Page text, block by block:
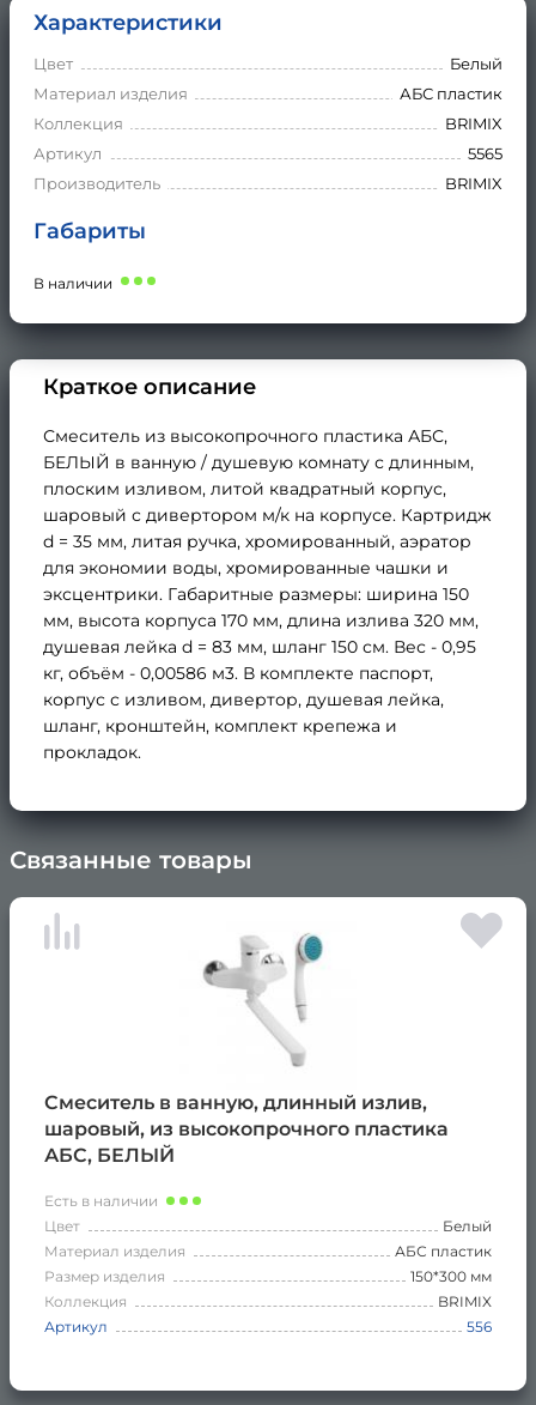
Характеристики
Цвет
Белый
Материал изделия
АБС пластик
Коллекция
BRIMIX
Артикул
5565
Производитель
BRIMIX
Габариты
В наличии
Краткое описание
Смеситель из высокопрочного пластика АБС,
БЕЛЫЙ в ванную / душевую комнату с длинным,
плоским изливом, литой квадратный корпус,
шаровый с дивертором м/к на корпусе. Картридж
d = 35 мм, литая ручка, хромированный, аэратор
для экономии воды, хромированные чашки и
эксцентрики. Габаритные размеры: ширина 150
мм, высота корпуса 170 мм, длина излива 320 мм,
душевая лейка d = 83 мм, шланг 150 см. Вес - 0,95
кг, объём - 0,00586 м3. В комплекте паспорт,
корпус с изливом, дивертор, душевая лейка,
шланг, кронштейн, комплект крепежа и
прокладок.
Связанные товары
Смеситель в ванную, длинный излив,
шаровый, из высокопрочного пластика
АБС, БЕЛЫЙ
Есть в наличии
Цвет
Белый
Материал изделия
АБС пластик
Размер изделия
150*300 мм
Коллекция
BRIMIX
Артикул
556